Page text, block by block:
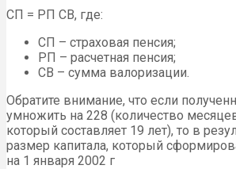
СП = РП СВ, где:
СП – страховая пенсия;
РП – расчетная пенсия;
СВ – сумма валоризации.
Обратите внимание, что если
умножить на 228 (количество
который составляет 19 лет), то в
размер капитала, который
на 1 января 2002 г